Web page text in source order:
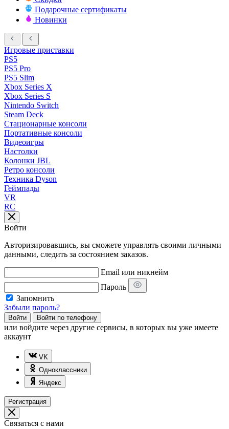
Подарочные сертификаты
Новинки
Игровые приставки
PS5
PS5 Pro
PS5 Slim
Xbox Series X
Xbox Series S
Nintendo Switch
Steam Deck
Стационарные консоли
Портативные консоли
Видеоигры
Настолки
Колонки JBL
Ретро консоли
Техника Dyson
Геймпады
VR
RC
Войти
Авторизировавшись, вы сможете управлять своими личными
данными, следить за состоянием заказов.
Email или никнейм
Пароль
Запомнить
Забыли пароль?
Войти Войти по телефону
или войдите через другие сервисы, в которых вы уже имеете
аккаунт
VK
Одноклассники
Яндекс
Регистрация
Связаться с нами